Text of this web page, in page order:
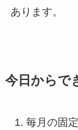
あります。
今日からで
毎月の固